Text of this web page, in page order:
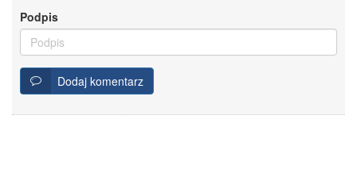
Podpis
Dodaj komentarz